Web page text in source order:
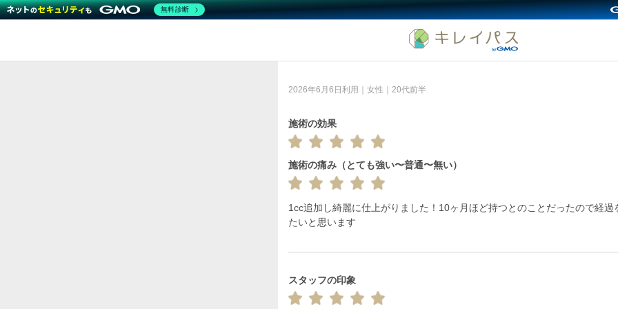
2026年6月6日利用｜女性｜20代前半
施術の効果
施術の痛み（とても強い〜普通〜無い）
1cc追加し綺麗に仕上がりました！10ヶ月ほど持つとのことだったので経過
たいと思います
スタッフの印象
無料診断